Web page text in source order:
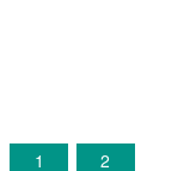
1
2